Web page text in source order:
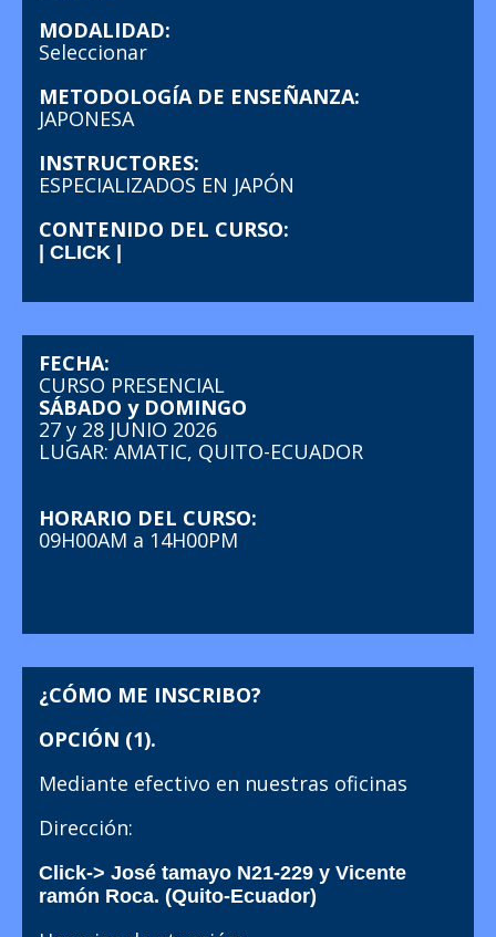
MODALIDAD:
Seleccionar
METODOLOGÍA DE ENSEÑANZA:
JAPONESA
INSTRUCTORES:
ESPECIALIZADOS EN JAPÓN
CONTENIDO DEL CURSO:
| CLICK |
FECHA:
CURSO PRESENCIAL
SÁBADO y DOMINGO
27 y 28 JUNIO 2026
LUGAR: AMATIC, QUITO-ECUADOR
HORARIO DEL CURSO:
09H00AM a 14H00PM
¿CÓMO ME INSCRIBO?
OPCIÓN (1).
Mediante efectivo en nuestras oficinas
Dirección:
Click-> José tamayo N21-229 y Vicente
ramón Roca. (Quito-Ecuador)